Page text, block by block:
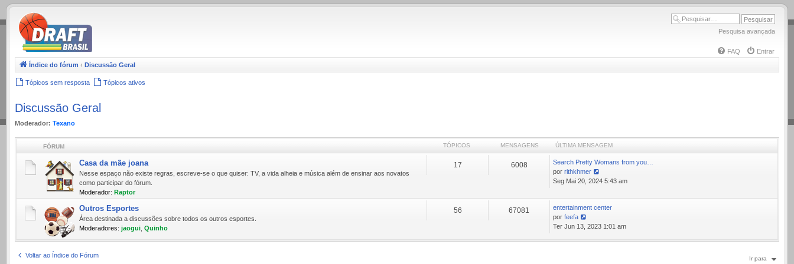
.
Pesquisa avançada
FAQ
Entrar
Índice do fórum ‹ Discussão Geral
Tópicos sem resposta Tópicos ativos
Discussão Geral
Moderador: Texano
FÓRUM TÓPICOS MENSAGENS ÚLTIMA MENSAGEM
Casa da mãe joana
Nesse espaço não existe regras, escreve-se o que quiser: TV, a vida alheia e música além de ensinar aos novatos
como participar do fórum.
Moderador: Raptor
17 6008
Search Pretty Womans from you…
porrithkhmer
Ver
mensagem
Seg Mai 20, 2024 5:43 am
Outros Esportes
Área destinada a discussões sobre todos os outros esportes.
Moderadores: jaogui Quinho
56 67081
entertainment center
porfeefa
Ver
Ter Jun 13, 2023 1:01 am
Voltar ao Índice do Fórum Ir para